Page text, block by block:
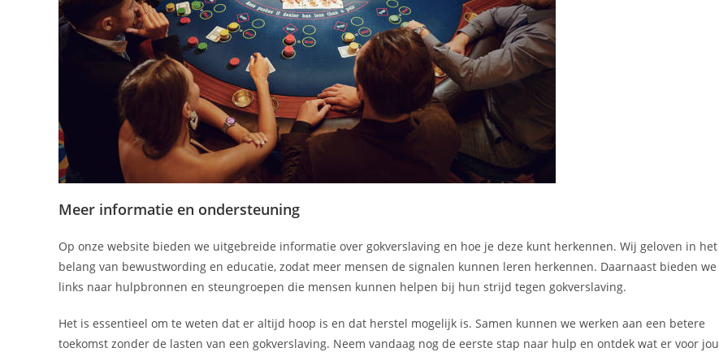
Meer informatie en ondersteuning
Op onze website bieden we uitgebreide informatie over gokverslaving en hoe je deze kunt herkennen. Wij geloven in het
belang van bewustwording en educatie, zodat meer mensen de signalen kunnen leren herkennen. Daarnaast bieden we
links naar hulpbronnen en steungroepen die mensen kunnen helpen bij hun strijd tegen gokverslaving.
Het is essentieel om te weten dat er altijd hoop is en dat herstel mogelijk is. Samen kunnen we werken aan een betere
toekomst zonder de lasten van een gokverslaving. Neem vandaag nog de eerste stap naar hulp en ontdek wat er voor jou